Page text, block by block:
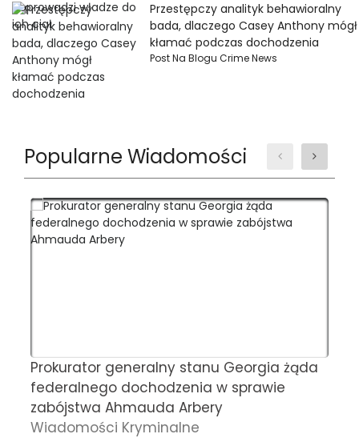
Przestępczy analityk behawioralny
bada, dlaczego Casey Anthony mógł
kłamać podczas dochodzenia
Post Na Blogu Crime News
Popularne Wiadomości
Prokurator generalny stanu Georgia żąda
federalnego dochodzenia w sprawie
zabójstwa Ahmauda Arbery
Wiadomości Kryminalne